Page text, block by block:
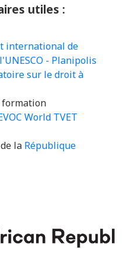
utiles :
international de
- Planipolis
sur le droit à
formation
World TVET
la République